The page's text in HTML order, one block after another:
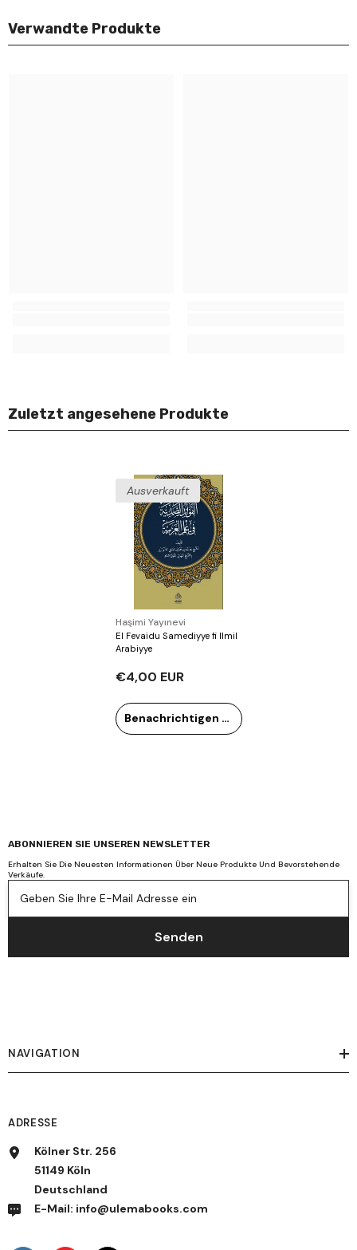
Verwandte Produkte
Zuletzt angesehene Produkte
Ausverkauft
Verkäufer:
Haşimi Yayınevi
El Fevaidu Samediyye fi Ilmil
Arabiyye
€4,00 EUR
Benachrichtigen Sie mich
ABONNIEREN SIE UNSEREN NEWSLETTER
Erhalten Sie Die Neuesten Informationen Über Neue Produkte Und Bevorstehende
Verkäufe.
Geben Sie Ihre E-Mail Adresse ein
Senden
NAVIGATION
ADRESSE
Kölner Str. 256
51149 Köln
Deutschland
E-Mail: info@ulemabooks.com